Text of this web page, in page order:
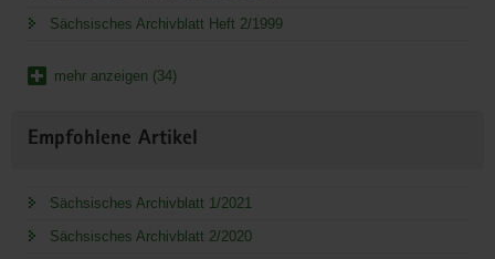
Sächsisches Archivblatt Heft 2/1999
mehr anzeigen (34)
Empfohlene Artikel
Sächsisches Archivblatt 1/2021
Sächsisches Archivblatt 2/2020